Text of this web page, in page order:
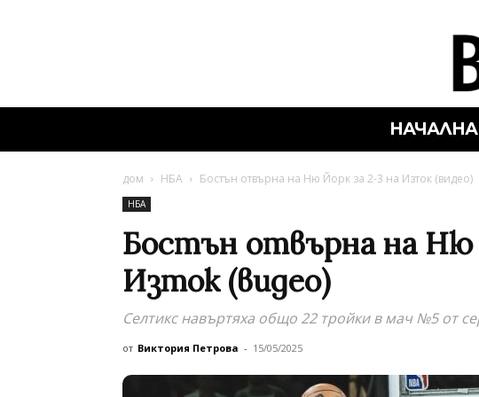
НАЧАЛНА
дом НБА Бостън отвърна на Ню Йорк за 2-3 на Изток (видео)
НБА
Бостън отвърна на Ню
Изток (видео)
Селтикс навъртяха общо 22 тройки в мач №5 от
от Виктория Петрова - 15/05/2025